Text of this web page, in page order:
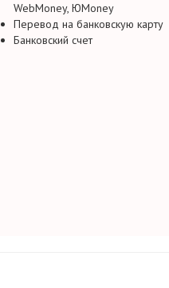
WebMoney, ЮMoney
Перевод на банковскую карту
Банковский счет